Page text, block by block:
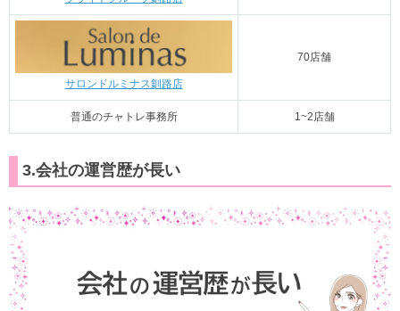
サロンドルミナス釧路店
70店舗
普通のチャトレ事務所 1~2店舗
3.会社の運営歴が長い